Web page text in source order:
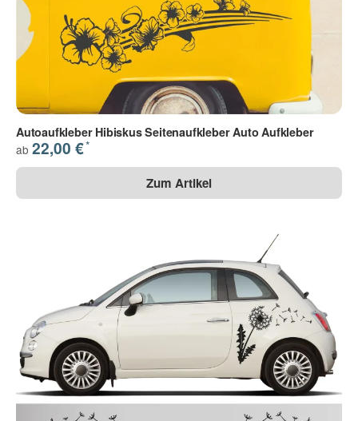
Autoaufkleber Hibiskus Seitenaufkleber Auto Aufkleber
ab 22,00 €*
Zum Artikel